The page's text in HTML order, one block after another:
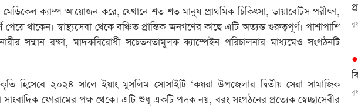
মেডিকেল ক্যাম্প আয়োজন করে, যেখানে শত শত মানুষ প্রাথমিক চিকিৎসা, ডায়াবেটিস পরীক্ষা,
থাকেন। স্বাস্থ্যসেবা থেকে বঞ্চিত প্রান্তিক জনগণের কাছে এটি অত্যন্ত গুরুত্বপূর্ণ। পাশাপাশি
সম্মান রক্ষা, মাদকবিরোধী সচেতনতামূলক ক্যাম্পেইন পরিচালনার মাধ্যমেও সংগঠনটি
হিসেবে ২০২৪ সালে ইয়াং মুসলিম সোসাইটি ‘কয়রা উপজেলার দ্বিতীয় সেরা সামাজিক
সাংবাদিক ফোরামের পক্ষ থেকে। এটি শুধু একটি পদক নয়, বরং সংগঠনের প্রত্যেক স্বেচ্ছাসেবীর
●